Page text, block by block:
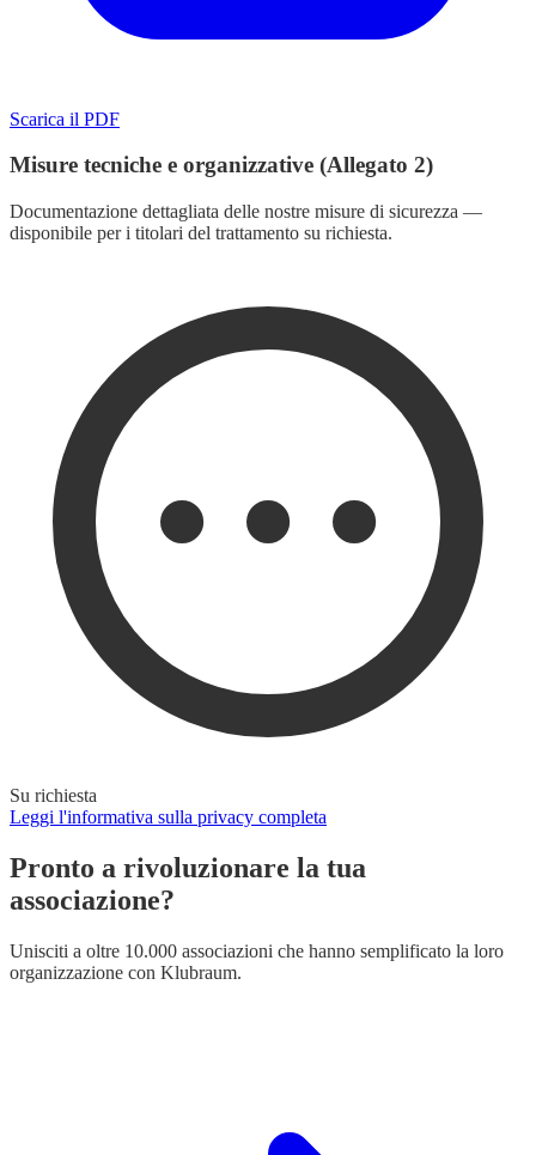
Scarica il PDF
Misure tecniche e organizzative (Allegato 2)
Documentazione dettagliata delle nostre misure di sicurezza —
disponibile per i titolari del trattamento su richiesta.
Su richiesta
Leggi l'informativa sulla privacy completa
Pronto a rivoluzionare la tua
associazione?
Unisciti a oltre 10.000 associazioni che hanno semplificato la loro
organizzazione con Klubraum.